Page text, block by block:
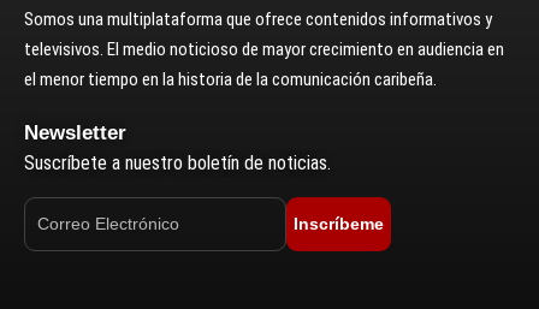
Somos una multiplataforma que ofrece contenidos informativos y
televisivos. El medio noticioso de mayor crecimiento en audiencia en
el menor tiempo en la historia de la comunicación caribeña.
Newsletter
Suscríbete a nuestro boletín de noticias.
Inscríbeme